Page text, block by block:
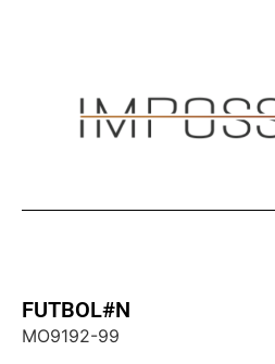
FUTBOL#N
MO9192-99